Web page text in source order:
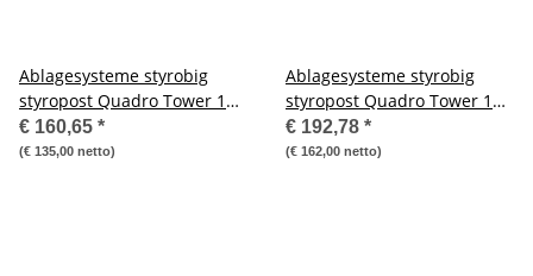
Ablagesysteme styrobig
styropost Quadro Tower 12
Fächer Ablagebox
Ablagefach
€ 160,65 *
(€ 135,00 netto)
Ablagesysteme styrobig
styropost Quadro Tower 16
Fächer Ablagebox
Ablagefach
€ 192,78 *
(€ 162,00 netto)